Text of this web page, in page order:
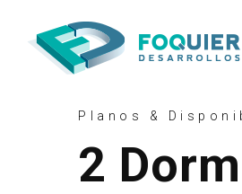
Planos &
2